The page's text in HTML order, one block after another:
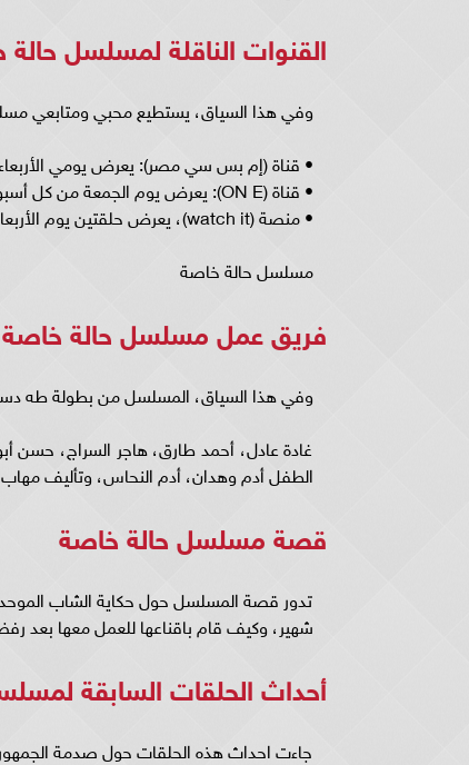
القنوات الناقلة لمسلسل
وفي هذا السياق، يستطيع محبي ومتابعي
• قناة (إم بس سي مصر): يعرض يومي
• قناة (ON E): يعرض يوم الجمعة من كل أسبوع في تمام الساعة التاسعة مساءًا.
• منصة (watch it)، يعرض حلقتين يوم الأربعاء من كل أسبوع عند الساعة 12 صباحًا.
مسلسل حالة خاصة
فريق عمل مسلسل حالة خاصة
وفي هذا السياق، المسلسل من بطولة طه
غادة عادل، أحمد طارق، هاجر السراج، حسن
الطفل أدم وهدان، أدم النحاس، وتأليف مهاب
قصة مسلسل حالة خاصة
تدور قصة المسلسل حول حكاية الشاب
شهير، وكيف قام باقناعها للعمل معها بعد
أحداث الحلقات السابقة
جاءت احداث هذه الحلقات حول صدمة الجمهور